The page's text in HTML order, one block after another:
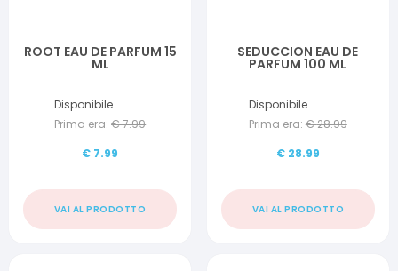
ROOT EAU DE PARFUM 15
ML
Disponibile
Prima era: €7.99
€ 7.99
VAI AL PRODOTTO
SEDUCCION EAU DE
PARFUM 100 ML
Disponibile
Prima era: €28.99
€ 28.99
VAI AL PRODOTTO